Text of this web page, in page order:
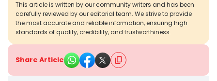
This article is written by our community writers and has been
carefully reviewed by our editorial team. We strive to provide
the most accurate and reliable information, ensuring high
standards of quality, credibility, and trustworthiness.
Share Article